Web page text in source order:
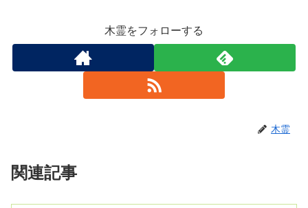
木霊をフォローする
木霊
関連記事